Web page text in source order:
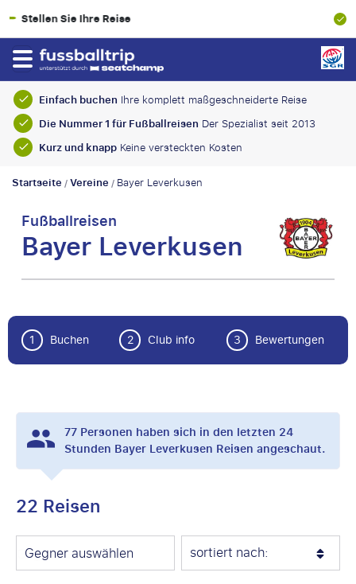
100% Finanzielle Absicherung
Einfach buchen Ihre komplett maßgeschneiderte Reise
Die Nummer 1 für Fußballreisen Der Spezialist seit 2013
Kurz und knappKeine versteckten Kosten
Startseite/Vereine/Bayer Leverkusen
Fußballreisen
Bayer Leverkusen
1 Buchen 2 Club info 3 Bewertungen
77Personen haben sich in den letzten 24
Stunden Bayer Leverkusen Reisen angeschaut.
22 Reisen
Gegner auswählen sortiert nach: